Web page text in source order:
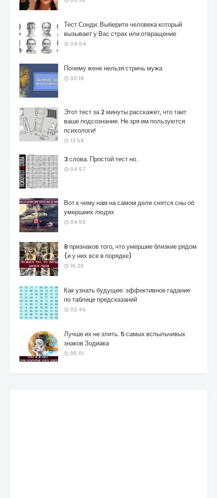
Тест Сонди: Выберите человека который
вызывает у Вас страх или отвращение
04:54
Почему жене нельзя стричь мужа
00:19
Этот тест за 2 минуты расскажет, что таит
ваше подсознание. Не зря им пользуются
психологи!
13:59
3 слова. Простой тест но..
04:57
Вот к чему нам на самом деле снятся сны об
умершиих людях
04:59
8 признаков того, что умершие близкие рядом
(и у них все в порядке)
16:20
Как узнать будущее: эффективное гадание
по таблице предсказаний
02:46
Лучше их не злить: 5 самых вспыльчивых
знаков Зодиака
05:01